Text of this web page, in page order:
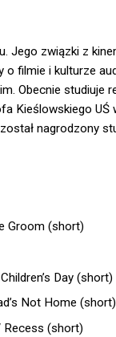
Jego związki z
o filmie i kulturze
Obecnie studiuje
Kieślowskiego UŚ
został nagrodzony
Groom (short)
Day (short)
Not Home (short)
Recess (short)